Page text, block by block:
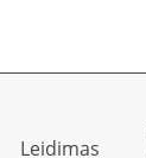
Leidimas